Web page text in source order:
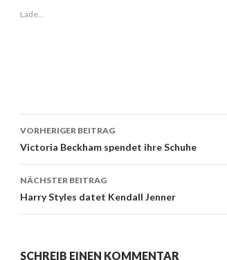
Lade...
Beitragsnavigation
VORHERIGER BEITRAG
Victoria Beckham spendet ihre Schuhe
NÄCHSTER BEITRAG
Harry Styles datet Kendall Jenner
SCHREIB EINEN KOMMENTAR